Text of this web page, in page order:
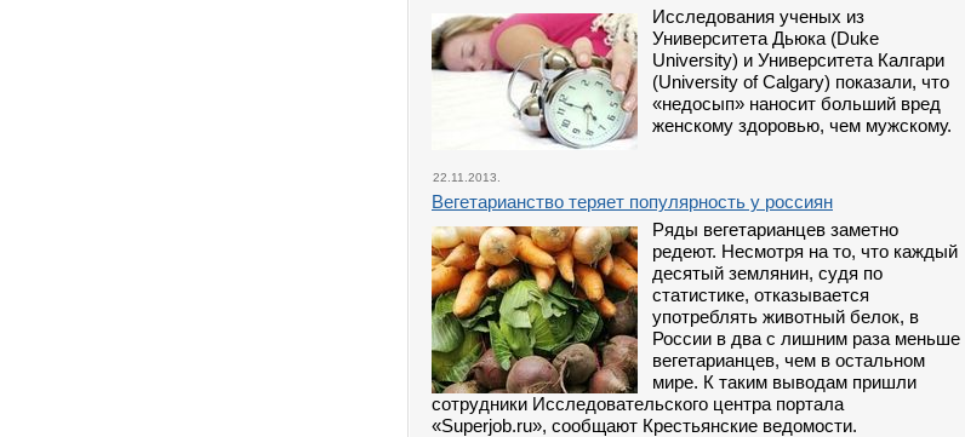
Исследования ученых из
Университета Дьюка (Duke
University) и Университета Калгари
(University of Calgary) показали, что
«недосып» наносит больший вред
женскому здоровью, чем мужскому.
22.11.2013.
Вегетарианство теряет популярность у россиян
Ряды вегетарианцев заметно
редеют. Несмотря на то, что каждый
десятый землянин, судя по
статистике, отказывается
употреблять животный белок, в
России в два с лишним раза меньше
вегетарианцев, чем в остальном
мире. К таким выводам пришли
сотрудники Исследовательского центра портала
«Superjob.ru», сообщают Крестьянские ведомости.